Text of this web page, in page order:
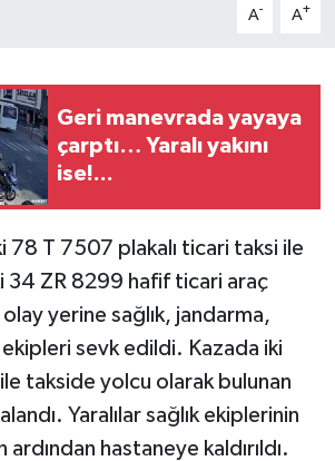
A- A+
Geri manevrada yayaya
çarptı… Yaralı yakını
ise!...
78 T 7507 plakalı ticari taksi ile
34 ZR 8299 hafif ticari araç
olay yerine sağlık, jandarma,
sevk edildi. Kazada iki
ile takside yolcu olarak bulunan
Yaralılar sağlık ekiplerinin
ardından hastaneye kaldırıldı.